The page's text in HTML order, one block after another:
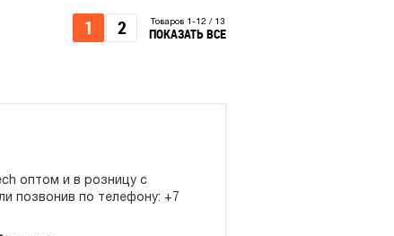
1 2 Товаров 1-12 / 13
ПОКАЗАТЬ ВСЕ
оптом и в розницу с
позвонив по телефону: +7